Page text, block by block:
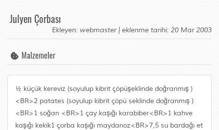
Julyen Çorbası
Ekleyen: webmaster | eklenme tarihi: 20 Mar 2003
Malzemeler
½ küçük kereviz (soyulup kibrit çöpüşeklinde doğranmış )
<BR>2 patates (soyulup kibrit çöpü seklinde doğranmış )
<BR>1 soğan <BR>1 çay kaşığı karabiber<BR>1 kahve
kaşığı kekik1 çorba kaşığı maydanoz<BR>7,5 su bardağı et